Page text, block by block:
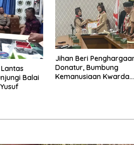
Balai
Jihan Beri
Donatur, Bumbung
Kemanusiaan Kwarda